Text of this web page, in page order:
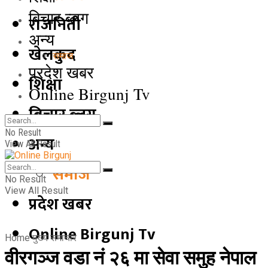
राजनिती
खेलकुद
शिक्षा
बिचार ब्लग
अन्य
समाज
प्रदेश खबर
Online Birgunj Tv
बिचार ब्लग
अन्य
समाज
प्रदेश खबर
Online Birgunj Tv
No Result
View All Result
No Result
View All Result
Home मुख्य समाचार
वीरगञ्ज वडा नं २६ मा सेवा समुह नेपाल